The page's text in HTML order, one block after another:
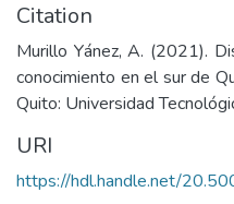
Citation
Murillo Yánez, A. (2021).
conocimiento en el sur de
Quito: Universidad
URI
https://hdl.handle.net/